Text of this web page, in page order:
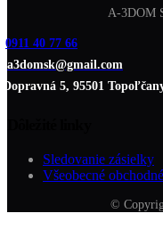
A-3DOM
0911 40 77 66
a3domsk@gmail.com
Dopravná 5, 95501
Sledovanie zásielky
Všeobecné
©